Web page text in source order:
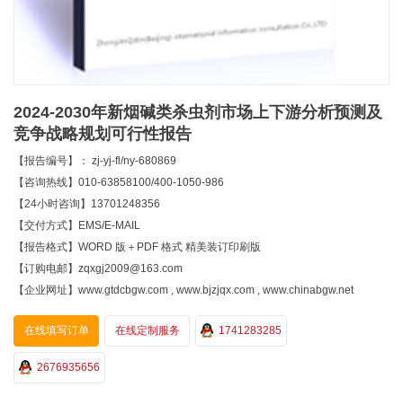
2024-2030年新烟碱类杀虫剂市场上下游分析预测及
竞争战略规划可行性报告
【报告编号】： zj-yj-fl/ny-680869
【咨询热线】010-63858100/400-1050-986
【24小时咨询】13701248356
【交付方式】EMS/E-MAIL
【报告格式】WORD 版＋PDF 格式 精美装订印刷版
【订购电邮】zqxgj2009@163.com
【企业网址】www.gtdcbgw.com , www.bjzjqx.com , www.chinabgw.net
在线填写订单 在线定制服务 1741283285
2676935656